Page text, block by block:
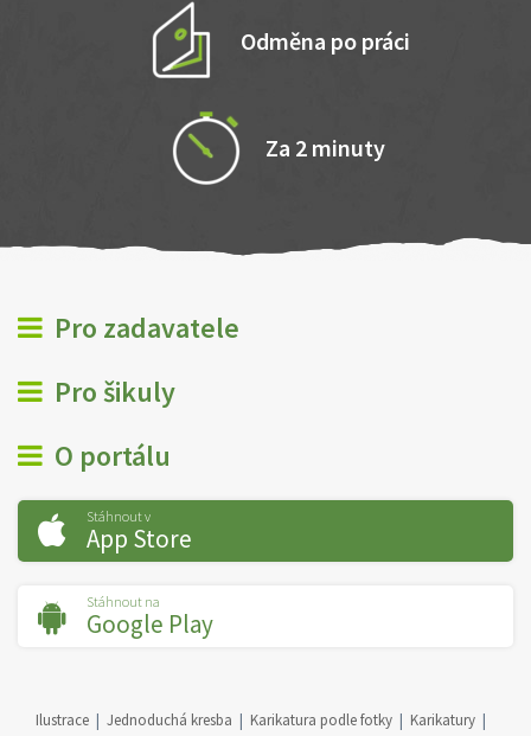
Odměna po práci
Za 2 minuty
Pro zadavatele
Pro šikuly
O portálu
Stáhnout v
App Store
Stáhnout na
Google Play
Ilustrace Jednoduchá kresba Karikatura podle fotky
Karikatury